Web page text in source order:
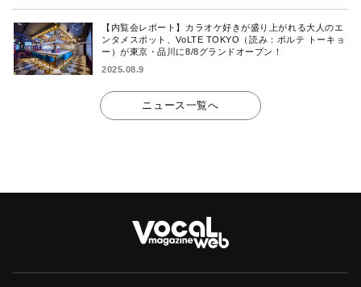
【内覧会レポート】カラオケ好きが盛り上がれる大人のエ
ンタメスポット、VoLTE TOKYO（読み：ボルテ トーキョ
ー）が東京・品川に8/8グランドオープン！
2025.08.9
ニュース一覧へ